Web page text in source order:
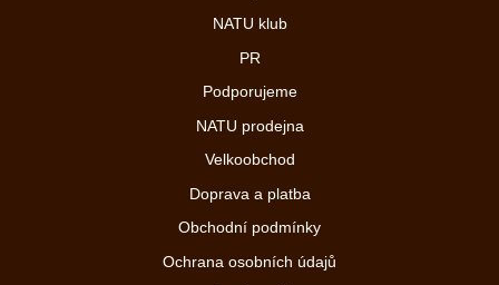
NATU klub
PR
Podporujeme
NATU prodejna
Velkoobchod
Doprava a platba
Obchodní podmínky
Ochrana osobních údajů